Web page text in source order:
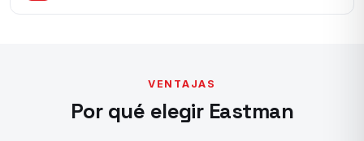
VENTAJAS
Por qué elegir Eastman